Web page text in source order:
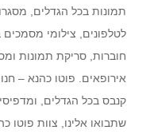
תמונות בכל הגדלים,
חוברות, סריקת תמונות
אירופאים. פוטו כהנא –
שתבואו אלינו, צוות פוטו